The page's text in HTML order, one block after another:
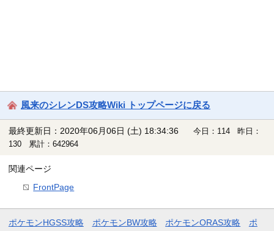
風来のシレンDS攻略Wiki トップページに戻る
最終更新日：2020年06月06日 (土) 18:34:36
今日：114 昨日：
130 累計：642964
関連ページ
FrontPage
ポケモンHGSS攻略 ポケモンBW攻略 ポケモンORAS攻略 ポ